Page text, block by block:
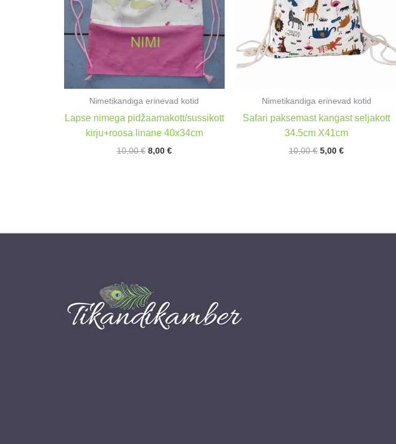
Nimetikandiga erinevad kotid
Lapse nimega pidžaamakott/sussikott
kirju+roosa linane 40x34cm
10,00€ Algne
8,00 €Praegune
Nimetikandiga erinevad kotid
Safari paksemast kangast seljakott
34.5cm X41cm
10,00€ Algne
5,00€Praegune